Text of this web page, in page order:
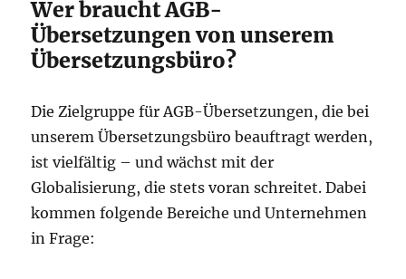
Wer braucht AGB-
Übersetzungen von unserem
Übersetzungsbüro?
Die Zielgruppe für AGB-Übersetzungen, die bei
unserem Übersetzungsbüro beauftragt werden,
ist vielfältig – und wächst mit der
Globalisierung, die stets voran schreitet. Dabei
kommen folgende Bereiche und Unternehmen
in Frage: